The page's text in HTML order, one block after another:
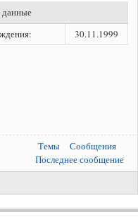
30.11.1999
Темы
Сообщения
Последнее сообщение